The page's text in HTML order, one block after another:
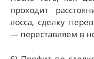
проходит
лосса, сделку
— переставляем в